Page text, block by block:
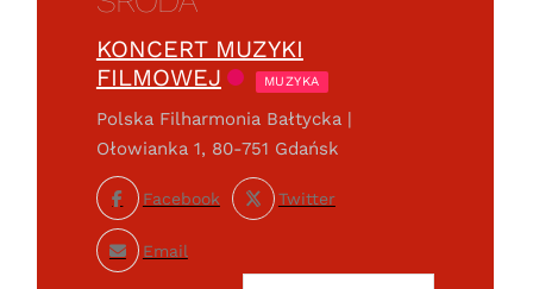
KONCERT MUZYKI
FILMOWEJ
MUZYKA
Polska Filharmonia Bałtycka |
Ołowianka 1, 80-751 Gdańsk
Facebook Twitter
Email